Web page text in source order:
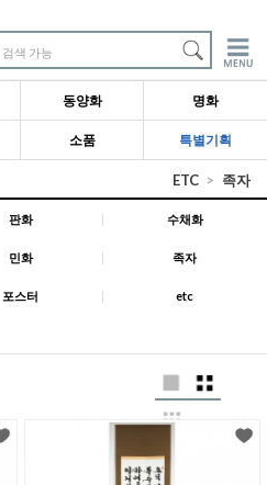
검색 가능
동양화 명화
소품 특별기획
ETC 족자
판화 | 수채화
민화 | 족자
포스터 | etc